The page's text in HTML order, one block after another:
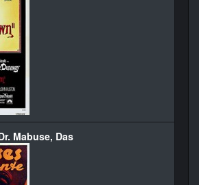
Mabuse, Das